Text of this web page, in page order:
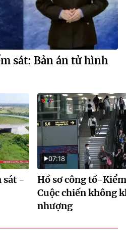
sát: Bản án tử hình
sát -
07:18
Hồ sơ công tố-
Cuộc chiến không
nhượng